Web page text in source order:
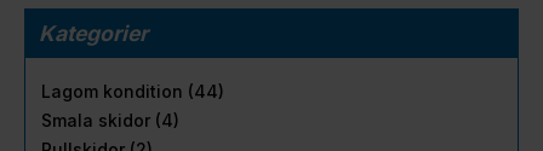
Kategorier
Lagom kondition (44)
Smala skidor (4)